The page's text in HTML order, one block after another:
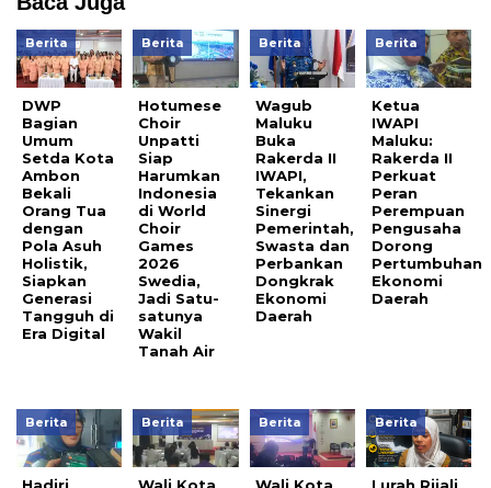
Berita
DWP
Bagian
Umum
Setda Kota
Ambon
Bekali
Orang Tua
dengan
Pola Asuh
Holistik,
Siapkan
Generasi
Tangguh di
Era Digital
Berita
Hotumese
Choir
Unpatti
Siap
Harumkan
Indonesia
di World
Choir
Games
2026
Swedia,
Jadi Satu-
satunya
Wakil
Tanah Air
Berita
Wagub
Maluku
Buka
Rakerda II
IWAPI,
Tekankan
Sinergi
Pemerintah,
Swasta dan
Perbankan
Dongkrak
Ekonomi
Daerah
Berita
Ketua
IWAPI
Maluku:
Rakerda II
Perkuat
Peran
Perempuan
Pengusaha
Dorong
Pertumbuhan
Ekonomi
Daerah
Berita Berita Berita Berita